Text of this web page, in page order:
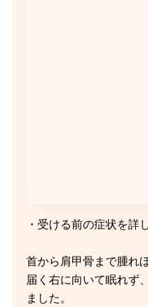
・受ける前の症状を詳
首から肩甲骨まで腫れ
届く右に向いて眠れず
ました。